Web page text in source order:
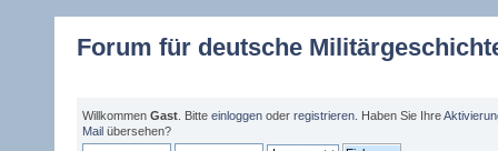
Forum für deutsche
Willkommen Gast . Bitte einloggen oder registrieren . Haben Sie Ihre
Mail übersehen?